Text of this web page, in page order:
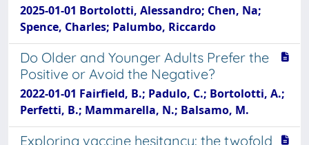
2025-01-01 Bortolotti, Alessandro; Chen, Na;
Spence, Charles; Palumbo, Riccardo
Do Older and Younger Adults Prefer the
Positive or Avoid the Negative?
2022-01-01 Fairfield, B.; Padulo, C.; Bortolotti, A.;
Perfetti, B.; Mammarella, N.; Balsamo, M.
Exploring vaccine hesitancy: the twofold